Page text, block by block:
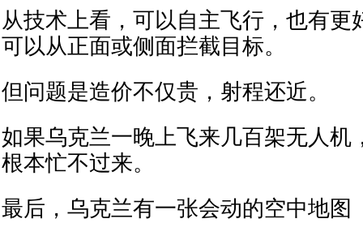
从技术上看，可以自主飞行，也有更
可以从正面或侧面拦截目标。
但问题是造价不仅贵，射程还近。
如果乌克兰一晚上飞来几百架无人机
根本忙不过来。
最后，乌克兰有一张会动的空中地图